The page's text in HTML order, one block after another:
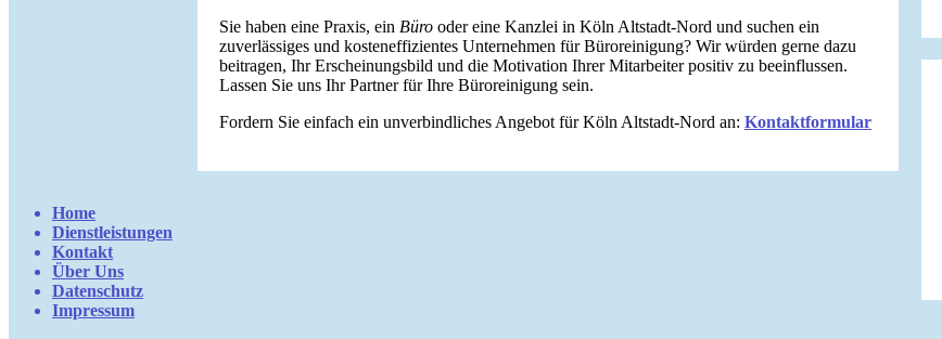
Sie haben eine Praxis, ein Büro oder eine Kanzlei in Köln Altstadt-Nord und suchen ein
zuverlässiges und kosteneffizientes Unternehmen für Büroreinigung? Wir würden gerne dazu
beitragen, Ihr Erscheinungsbild und die Motivation Ihrer Mitarbeiter positiv zu beeinflussen.
Lassen Sie uns Ihr Partner für Ihre Büroreinigung sein.
Fordern Sie einfach ein unverbindliches Angebot für Köln Altstadt-Nord an: Kontaktformular
Home
Dienstleistungen
Kontakt
Über Uns
Datenschutz
Impressum